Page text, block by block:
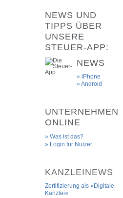
NEWS UND
TIPPS ÜBER
UNSERE
STEUER-APP:
NEWS
» iPhone
» Android
UNTERNEHMEN
ONLINE
Was ist das?
Login für Nutzer
KANZLEINEWS
Zertifizierung als »Digitale
Kanzlei«